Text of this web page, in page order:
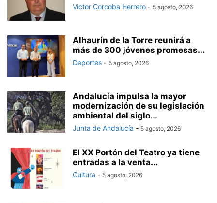
Victor Corcoba Herrero - 5 agosto, 2026
Alhaurín de la Torre reunirá a
más de 300 jóvenes promesas...
Deportes - 5 agosto, 2026
Andalucía impulsa la mayor
modernización de su legislación
ambiental del siglo...
Junta de Andalucía - 5 agosto, 2026
El XX Portón del Teatro ya tiene
entradas a la venta...
Cultura - 5 agosto, 2026